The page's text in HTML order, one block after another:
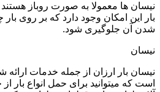
نیسان ها معمولا به صورت روباز
بار این امکان وجود دارد که بر روی
شدن آن جلوگیری شود.
نیسان
نیسان بار ارزان از جمله خدمات ارائه
است که میتوانید برای حمل انواع بار